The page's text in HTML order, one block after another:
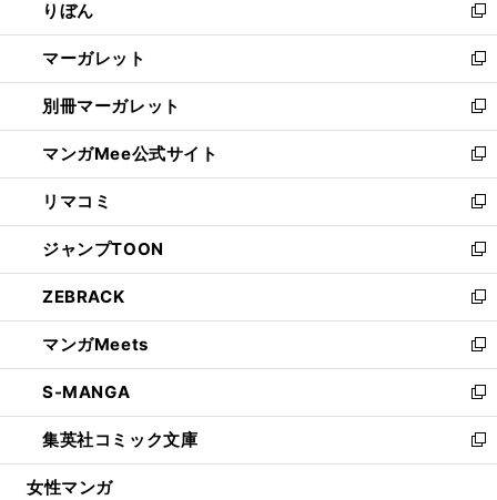
く
で
開
く
ド
ウ
で
開
く
ィ
ン
ド
ウ
で
開
く
りぼん
新
し
い
ウ
ィ
ン
ド
ウ
で
開
く
マーガレット
新
し
い
ウ
ィ
ン
ド
ウ
で
開
く
別冊マーガレット
新
し
い
ウ
ィ
ン
ド
ウ
で
開
く
マンガMee公式サイト
新
し
い
ウ
ィ
ン
ド
ウ
で
開
く
リマコミ
新
し
い
ウ
ィ
ン
ド
ウ
で
開
く
ジャンプTOON
新
し
い
ウ
ィ
ン
ド
ウ
で
開
ZEBRACK
新
し
い
ウ
ィ
ン
ド
ウ
マンガMeets
新
し
い
ウ
ィ
ン
S-MANGA
新
し
い
ウ
集英社コミック文庫
新
し
女性マンガ